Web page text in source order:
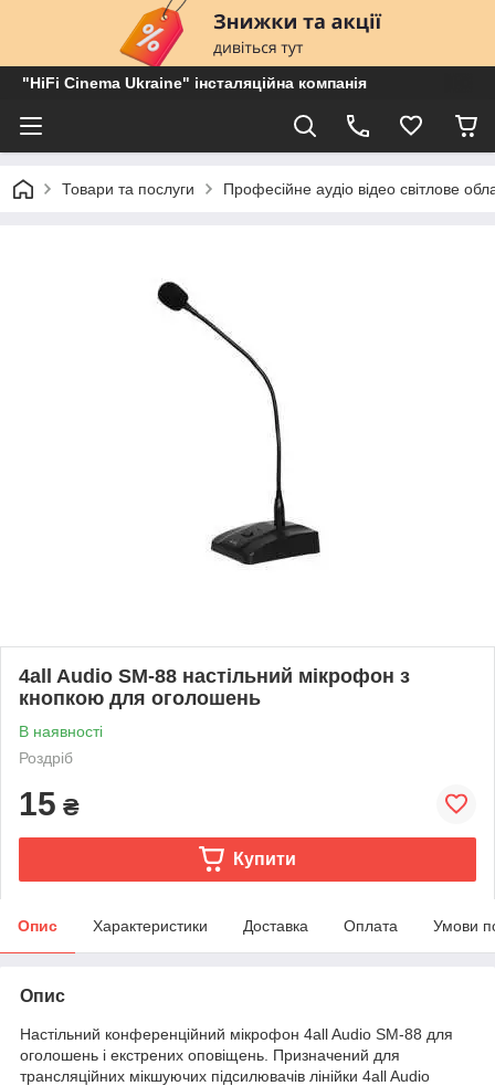
"HiFi Cinema Ukraine" інсталяційна компанія
Товари та послуги Професійне аудіо відео світлове
4all Audio SM-88 настільний мікрофон з
кнопкою для оголошень
В наявності
Роздріб
15 ₴
Купити
Опис Характеристики Доставка Оплата Умови
Опис
Настільний конференційний мікрофон 4all Audio SM-88 для
оголошень і екстрених оповіщень. Призначений для
трансляційних мікшуючих підсилювачів лінійки 4all Audio